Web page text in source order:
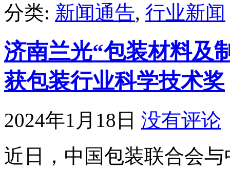
分类: 新闻通告, 行业新闻
济南兰光“包装材料及
获包装行业科学技术奖
2024年1月18日 没有评论
近日，中国包装联合会